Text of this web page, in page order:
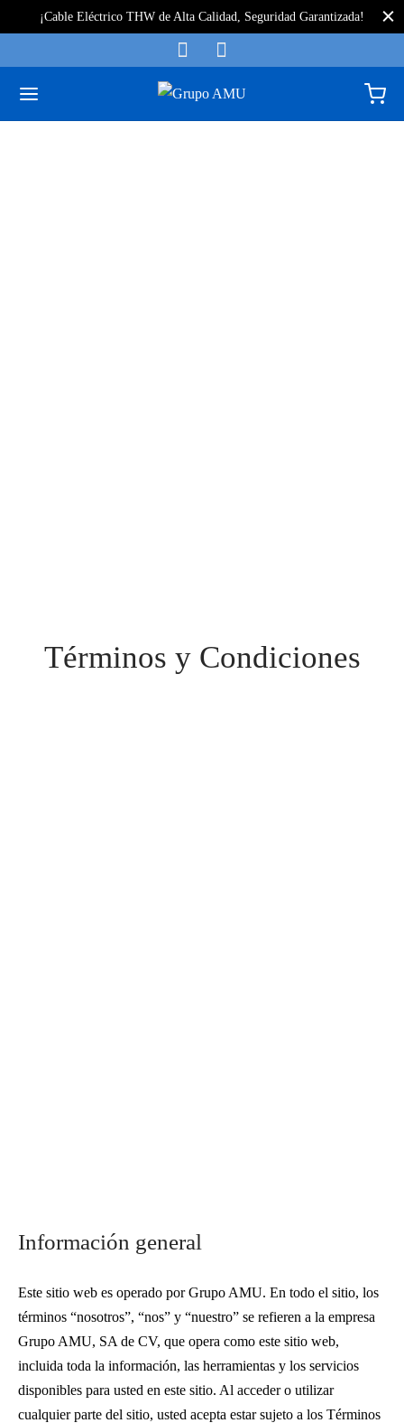
¡Cable Eléctrico THW de Alta Calidad, Seguridad Garantizada!
Términos y Condiciones
Información general
Este sitio web es operado por Grupo AMU. En todo el sitio, los
términos “nosotros”, “nos” y “nuestro” se refieren a la empresa
Grupo AMU, SA de CV, que opera como este sitio web,
incluida toda la información, las herramientas y los servicios
disponibles para usted en este sitio. Al acceder o utilizar
cualquier parte del sitio, usted acepta estar sujeto a los Términos